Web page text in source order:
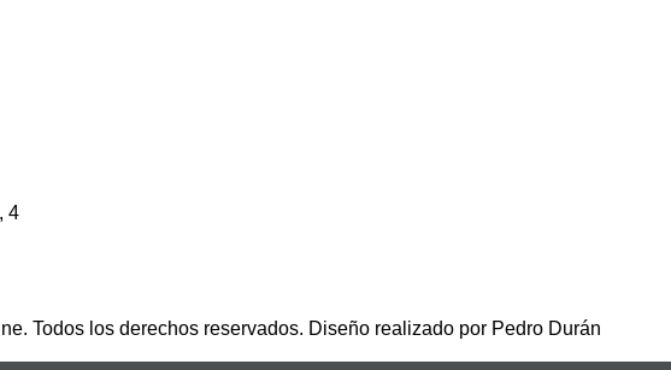
4
Todos los derechos reservados. Diseño realizado por Pedro Durán